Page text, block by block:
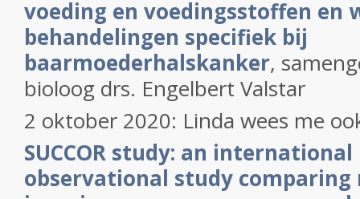
voeding en voedingsstoffen en
behandelingen specifiek bij
baarmoederhalskanker,
bioloog drs. Engelbert Valstar
2 oktober 2020: Linda wees me
SUCCOR study: an
observational study